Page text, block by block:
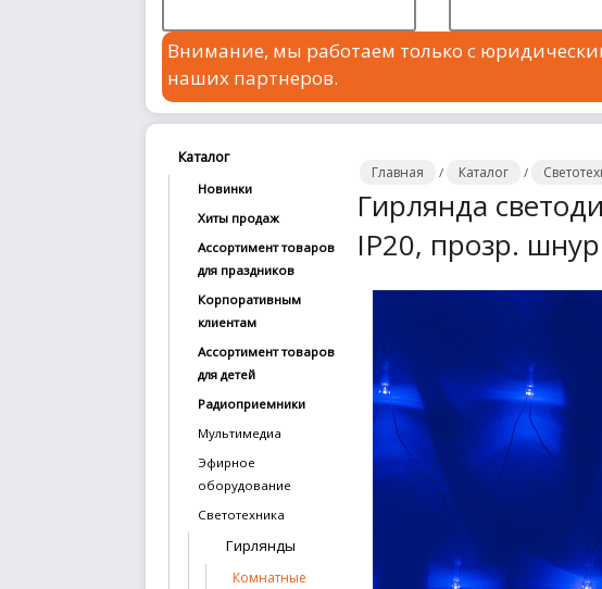
Сотрудничество
Внимание, мы работаем только с
наших партнеров.
Главная / Каталог /
Гирлянда
IP20, прозр.
Каталог
Новинки
Хиты продаж
Ассортимент товаров
для праздников
Корпоративным
клиентам
Ассортимент товаров
для детей
Радиоприемники
Мультимедиа
Эфирное
оборудование
Светотехника
Гирлянды
Комнатные